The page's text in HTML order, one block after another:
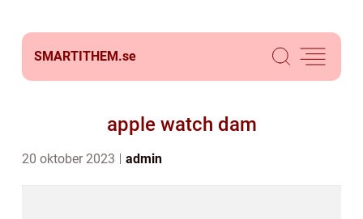
SMARTITHEM.se
apple watch dam
20 oktober 2023 admin